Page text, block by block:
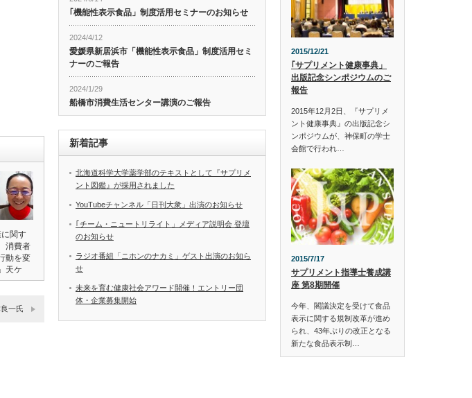
関す
消費者
動を変
天ケ
一氏
｢機能性表示食品」制度活用セミナーのお知らせ
2024/4/12
愛媛県新居浜市「機能性表示食品」制度活用セミ
ナーのご報告
2024/1/29
船橋市消費生活センター講演のご報告
新着記事
北海道科学大学薬学部のテキストとして『サプリメ
ント図鑑』が採用されました
YouTubeチャンネル「日刊大衆」出演のお知らせ
｢チーム・ニュートリライト」メディア説明会 登壇
のお知らせ
ラジオ番組「ニホンのナカミ」ゲスト出演のお知ら
せ
未来を育む健康社会アワード開催！エントリー団
体・企業募集開始
2015/12/21
｢サプリメント健康事典」
出版記念シンポジウムのご
報告
2015年12月2日、『サプリメ
ント健康事典』の出版記念シ
ンポジウムが、神保町の学士
会館で行われ…
2015/7/17
サプリメント指導士養成講
座 第8期開催
今年、閣議決定を受けて食品
表示に関する規制改革が進め
られ、43年ぶりの改正となる
新たな食品表示制…